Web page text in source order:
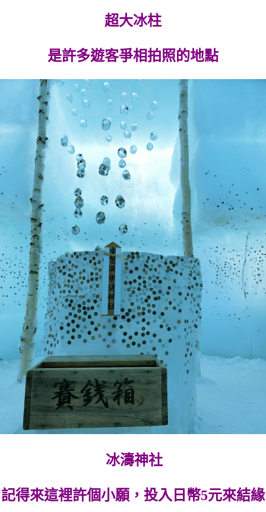
超大冰柱
是許多遊客爭相拍照的地點
冰濤神社
記得來這裡許個小願，投入日幣5元來結緣